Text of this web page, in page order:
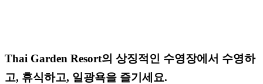
Thai Garden Resort의 상징적인 수영장에서 수영하
고, 휴식하고, 일광욕을 즐기세요.